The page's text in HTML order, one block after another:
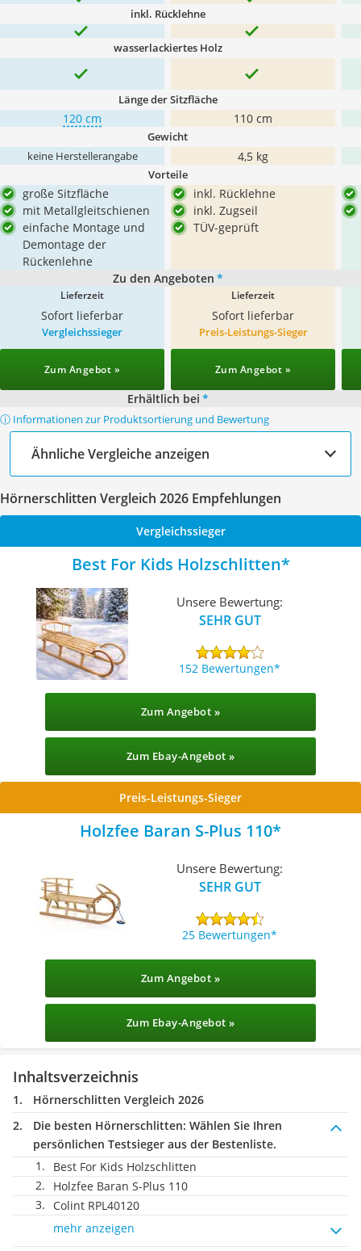
inkl. Rücklehne
wasserlackiertes Holz
Länge der Sitzfläche
120 cm 110 cm
Gewicht
keine Herstellerangabe 4,5 kg
Vorteile
große Sitzfläche
mit Metallgleitschienen
einfache Montage und
Demontage der
Rückenlehne
inkl. Rücklehne
inkl. Zugseil
TÜV-geprüft
Zu den Angeboten *
Lieferzeit
Sofort lieferbar
Lieferzeit
Sofort lieferbar
Vergleichssieger
Zum Angebot »
Preis-Leistungs-Sieger
Zum Angebot »
Erhältlich bei *
ⓘ Informationen zur Produktsortierung und Bewertung
Ähnliche Vergleiche anzeigen
Hörnerschlitten Vergleich 2026 Empfehlungen
Vergleichssieger
Best For Kids Holzschlitten
Unsere Bewertung:
SEHR GUT
152 Bewertungen
Zum Angebot »
Zum Ebay-Angebot »
Preis-Leistungs-Sieger
Holzfee Baran S-Plus 110
Unsere Bewertung:
SEHR GUT
25 Bewertungen
Zum Angebot »
Zum Ebay-Angebot »
Inhaltsverzeichnis
Hörnerschlitten Vergleich 2026
Die besten Hörnerschlitten: Wählen Sie Ihren
persönlichen Testsieger aus der Bestenliste.
Best For Kids Holzschlitten
Holzfee Baran S-Plus 110
Colint RPL40120
mehr anzeigen